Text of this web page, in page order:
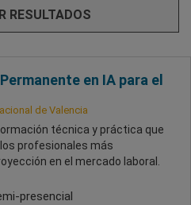
RESULTADOS
en IA para el
de Valencia
técnica y práctica que
profesionales más
en el mercado laboral.
presencial